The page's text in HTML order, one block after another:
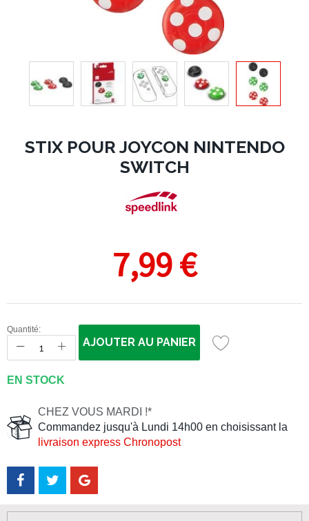
STIX POUR JOYCON NINTENDO
SWITCH
7,99 €
Quantité:
AJOUTER AU PANIER
EN STOCK
CHEZ VOUS MARDI !*
Commandez jusqu'à Lundi 14h00 en choisissant la
livraison express Chronopost